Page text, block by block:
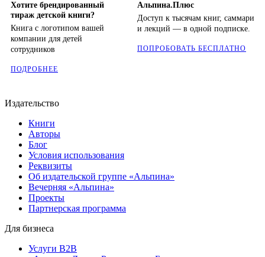
Хотите брендированный
тираж детской книги?
Книга с логотипом вашей
компании для детей
сотрудников
ПОДРОБНЕЕ
Альпина.Плюс
Доступ к тысячам книг, саммари
и лекций — в одной подписке.
ПОПРОБОВАТЬ БЕСПЛАТНО
Издательство
Книги
Авторы
Блог
Условия использования
Реквизиты
Об издательской группе «Альпина»
Вечерняя «Альпина»
Проекты
Партнерская программа
Для бизнеса
Услуги B2B